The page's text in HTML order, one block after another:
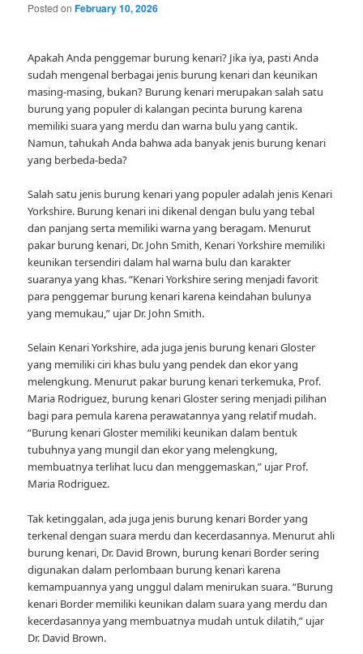
Posted onFebruary 10, 2026
Apakah Anda penggemar burung kenari? Jika iya, pasti Anda
sudah mengenal berbagai jenis burung kenari dan keunikan
masing-masing, bukan? Burung kenari merupakan salah satu
burung yang populer di kalangan pecinta burung karena
memiliki suara yang merdu dan warna bulu yang cantik.
Namun, tahukah Anda bahwa ada banyak jenis burung kenari
yang berbeda-beda?
Salah satu jenis burung kenari yang populer adalah jenis Kenari
Yorkshire. Burung kenari ini dikenal dengan bulu yang tebal
dan panjang serta memiliki warna yang beragam. Menurut
pakar burung kenari, Dr. John Smith, Kenari Yorkshire memiliki
keunikan tersendiri dalam hal warna bulu dan karakter
suaranya yang khas. “Kenari Yorkshire sering menjadi favorit
para penggemar burung kenari karena keindahan bulunya
yang memukau,” ujar Dr. John Smith.
Selain Kenari Yorkshire, ada juga jenis burung kenari Gloster
yang memiliki ciri khas bulu yang pendek dan ekor yang
melengkung. Menurut pakar burung kenari terkemuka, Prof.
Maria Rodriguez, burung kenari Gloster sering menjadi pilihan
bagi para pemula karena perawatannya yang relatif mudah.
“Burung kenari Gloster memiliki keunikan dalam bentuk
tubuhnya yang mungil dan ekor yang melengkung,
membuatnya terlihat lucu dan menggemaskan,” ujar Prof.
Maria Rodriguez.
Tak ketinggalan, ada juga jenis burung kenari Border yang
terkenal dengan suara merdu dan kecerdasannya. Menurut ahli
burung kenari, Dr. David Brown, burung kenari Border sering
digunakan dalam perlombaan burung kenari karena
kemampuannya yang unggul dalam menirukan suara. “Burung
kenari Border memiliki keunikan dalam suara yang merdu dan
kecerdasannya yang membuatnya mudah untuk dilatih,” ujar
Dr. David Brown.